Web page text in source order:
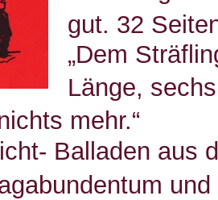
gut. 32
„Dem
Länge,
mehr.“
Balladen aus